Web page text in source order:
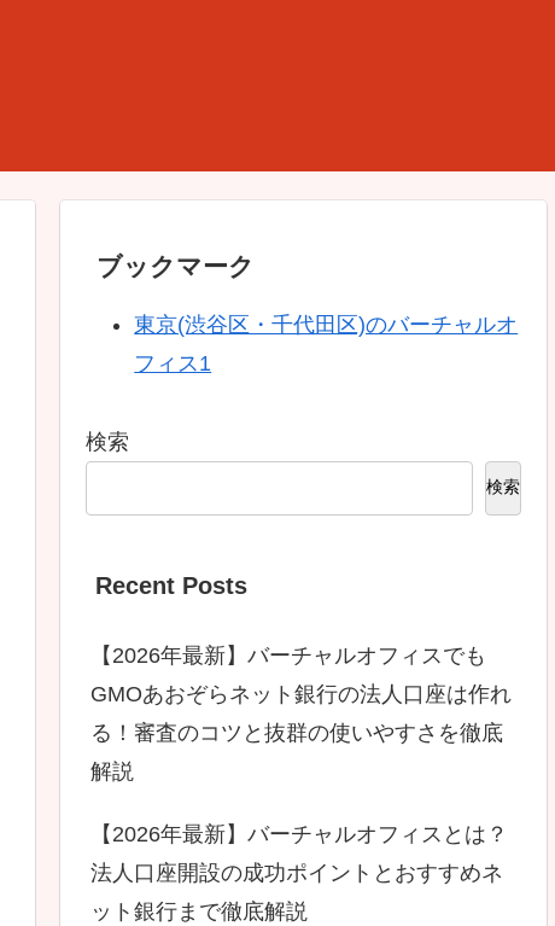
ブックマーク
東京(渋谷区・千代田区)のバーチャルオ
フィス1
検索
検索
Recent Posts
【2026年最新】バーチャルオフィスでも
GMOあおぞらネット銀行の法人口座は作れ
る！審査のコツと抜群の使いやすさを徹底
解説
【2026年最新】バーチャルオフィスとは？
法人口座開設の成功ポイントとおすすめネ
ット銀行まで徹底解説